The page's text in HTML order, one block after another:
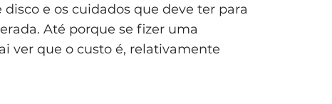
e os cuidados que deve ter para
Até porque se fizer uma
ver que o custo é, relativamente